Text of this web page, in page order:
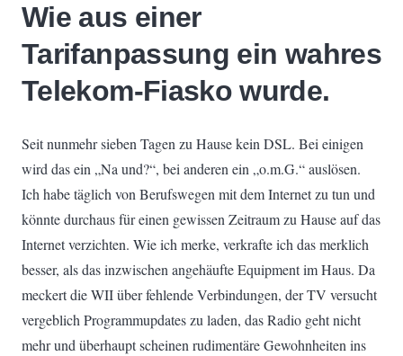
Wie aus einer
Tarifanpassung ein wahres
Telekom-Fiasko wurde.
Seit nunmehr sieben Tagen zu Hause kein DSL. Bei einigen
wird das ein „Na und?“, bei anderen ein „o.m.G.“ auslösen.
Ich habe täglich von Berufswegen mit dem Internet zu tun und
könnte durchaus für einen gewissen Zeitraum zu Hause auf das
Internet verzichten. Wie ich merke, verkrafte ich das merklich
besser, als das inzwischen angehäufte Equipment im Haus. Da
meckert die WII über fehlende Verbindungen, der TV versucht
vergeblich Programmupdates zu laden, das Radio geht nicht
mehr und überhaupt scheinen rudimentäre Gewohnheiten ins